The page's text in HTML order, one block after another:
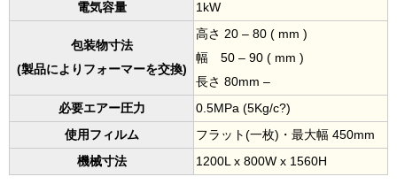
電気容量
1kW
包装物寸法
(製品によりフォーマーを交換)
高さ 20 – 80 ( mm )
幅 50 – 90 ( mm )
長さ 80mm –
必要エアー圧力
0.5MPa (5Kg/c?)
使用フィルム
フラット(一枚)・最大幅 450mm
機械寸法
1200L x 800W x 1560H